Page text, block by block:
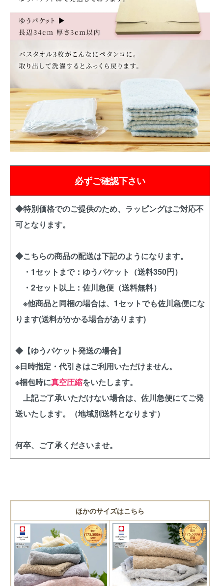
必ずご確認下さい
◆特別価格でのご提供のため、ラッピングはご対応不
可となります。
◆こちらの商品の配送は下記のようになります。
・1セットまで：ゆうパケット（送料350円）
・2セット以上：佐川急便（送料無料）
※他商品と同梱の場合は、1セットでも佐川急便にな
ります(送料がかかる場合があります)
◆【ゆうパケット発送の場合】
※日時指定・代引きはご利用いただけません。
※梱包時に真空圧縮をいたします。
上記ご了承いただけない場合は、佐川急便にてご発
送いたします。（地域別送料となります）
何卒、ご了承くださいませ。
ほかのサイズはこちら